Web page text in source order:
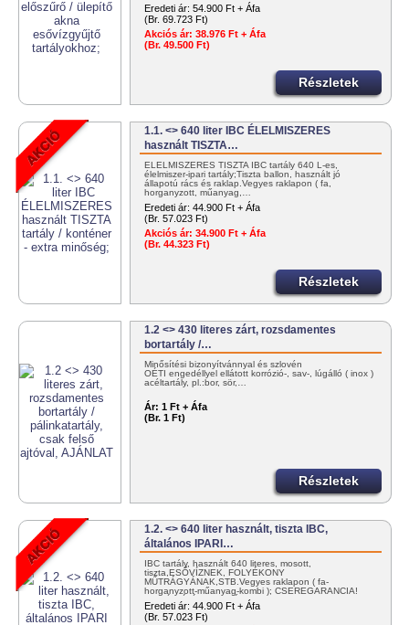
Eredeti ár: 54.900 Ft + Áfa
(Br. 69.723 Ft)
Akciós ár: 38.976 Ft + Áfa
(Br. 49.500 Ft)
Részletek
1.1. <> 640 liter IBC ÉLELMISZERES
használt TISZTA…
ÉLELMISZERES TISZTA IBC tartály 640 L-es,
élelmiszer-ipari tartály;Tiszta ballon, használt jó
állapotú rács és raklap.Vegyes raklapon ( fa,
horganyzott, műanyag,…
Eredeti ár: 44.900 Ft + Áfa
(Br. 57.023 Ft)
Akciós ár: 34.900 Ft + Áfa
(Br. 44.323 Ft)
Részletek
1.2 <> 430 literes zárt, rozsdamentes
bortartály /…
Minősítési bizonyítvánnyal és szlovén
OÉTI engedéllyel ellátott korrózió-, sav-, lúgálló ( inox )
acéltartály, pl.:bor, sör,…
Ár: 1 Ft + Áfa
(Br. 1 Ft)
Részletek
1.2. <> 640 liter használt, tiszta IBC,
általános IPARI…
IBC tartály, használt 640 literes, mosott,
tiszta,ESŐVÍZNEK, FOLYÉKONY
MŰTRÁGYÁNAK,STB.Vegyes raklapon ( fa-
horganyzott-műanyag-kombi ); CSEREGARANCIA!
KISZÁLLÍTÁS: NETTÓ…
Eredeti ár: 44.900 Ft + Áfa
(Br. 57.023 Ft)